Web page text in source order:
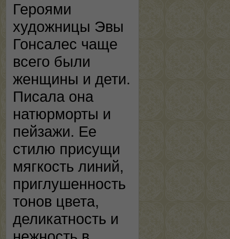
Героями
художницы Эвы
Гонсалес чаще
всего были
женщины и дети.
Писала она
натюрморты и
пейзажи. Ее
стилю присущи
мягкость линий,
приглушенность
тонов цвета,
деликатность и